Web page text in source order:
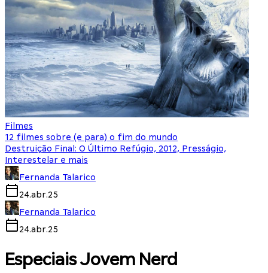
Filmes
12 filmes sobre (e para) o fim do mundo
Destruição Final: O Último Refúgio, 2012, Presságio,
Interestelar e mais
Fernanda Talarico
24.abr.25
Fernanda Talarico
24.abr.25
Especiais Jovem Nerd